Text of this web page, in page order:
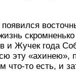
и Жучек года
эту «ахинею»,
что-то есть, и